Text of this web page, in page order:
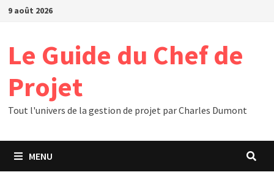
Passer
9 août 2026
Le Guide du Chef de
Projet
Tout l'univers de la gestion de projet par Charles Dumont
MENU